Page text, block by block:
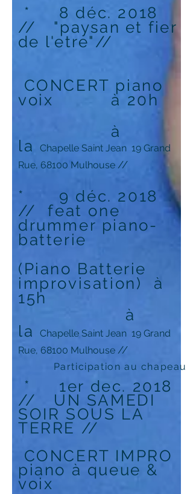
* 8 déc. 2018
// "paysan et fier
de l'etre" //
CONCERT piano
voix à 20h
à
la
Chapelle Saint Jean 19 Grand
Rue, 68100 Mulhouse //
* 9 déc. 2018
//feat one
drummer piano-
batterie
(Piano Batterie
improvisation) à
15h
à
la
Chapelle Saint Jean 19 Grand
Rue, 68100 Mulhouse //
Participation au chapeau
* 1er dec. 2018
// UN SAMEDI
SOIR SOUS LA
TERRE //
CONCERT IMPRO
piano à queue &
voix